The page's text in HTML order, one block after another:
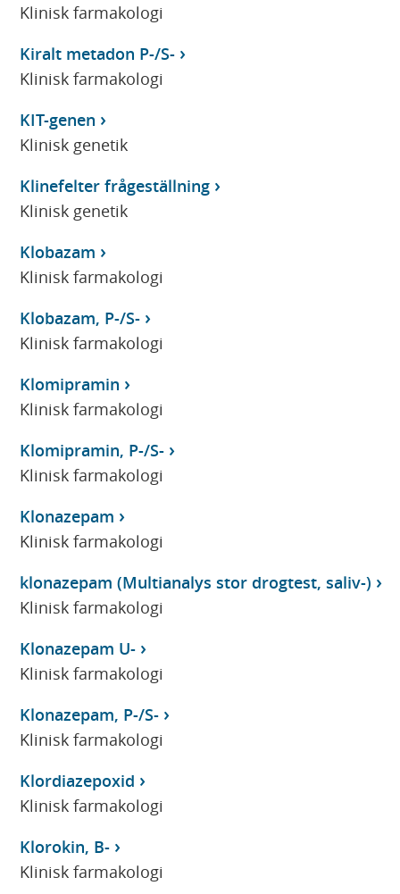
Klinisk farmakologi
Kiralt metadon P-/S-
Klinisk farmakologi
KIT-genen
Klinisk genetik
Klinefelter frågeställning
Klinisk genetik
Klobazam
Klinisk farmakologi
Klobazam, P-/S-
Klinisk farmakologi
Klomipramin
Klinisk farmakologi
Klomipramin, P-/S-
Klinisk farmakologi
Klonazepam
Klinisk farmakologi
klonazepam (Multianalys stor drogtest, saliv-)
Klinisk farmakologi
Klonazepam U-
Klinisk farmakologi
Klonazepam, P-/S-
Klinisk farmakologi
Klordiazepoxid
Klinisk farmakologi
Klorokin, B-
Klinisk farmakologi